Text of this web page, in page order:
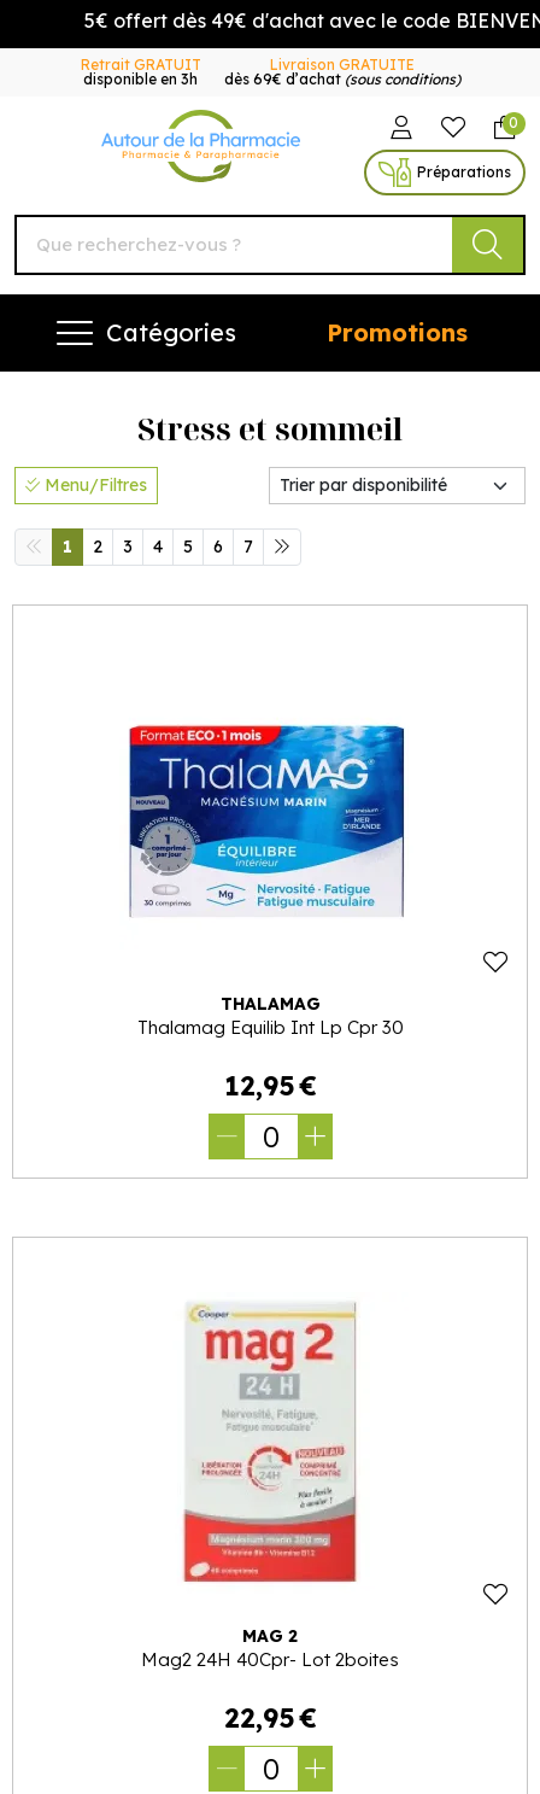
5€ offert dès 49€ d'achat avec le code BIENVENUE5
Retrait GRATUIT
disponible en 3h
Livraison GRATUITE
dès 69€ d’achat (sous conditions)
Autour de la Pharmacie
0
Préparations
Catégories Promotions
Stress et sommeil
Menu/Filtres
1 2 3 4 5 6 7
THALAMAG
Thalamag Equilib Int Lp Cpr 30
12,95€
0
MAG 2
Mag2 24H 40Cpr- Lot 2boites
22,95€
0